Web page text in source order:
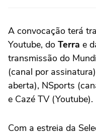
A convocação terá
Youtube, do Terra e
transmissão do
(canal por
aberta), NSports
e Cazé TV (Youtube).
Com a estreia da